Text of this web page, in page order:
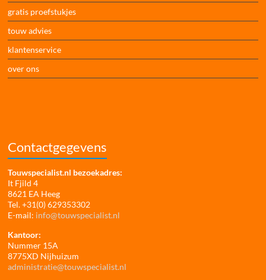
gratis proefstukjes
touw advies
klantenservice
over ons
Contactgegevens
Touwspecialist.nl bezoekadres:
It Fjild 4
8621 EA Heeg
Tel. +31(0) 629353302
E-mail: info@touwspecialist.nl
Kantoor:
Nummer 15A
8775XD Nijhuizum
administratie@touwspecialist.nl